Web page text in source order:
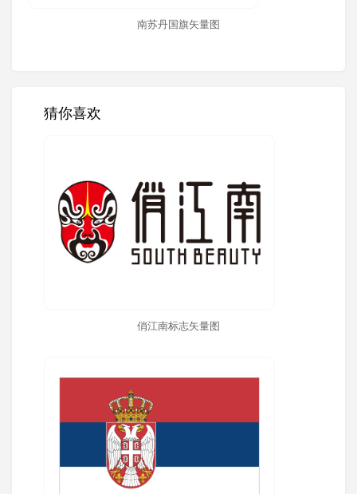
南苏丹国旗矢量图
猜你喜欢
俏江南标志矢量图